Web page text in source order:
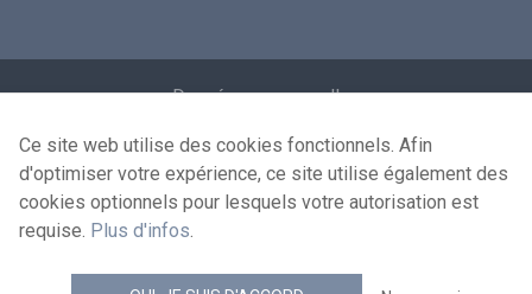
Données personnelles
Conditions de réutilisation
Contactez-nous
Ce site web utilise des cookies fonctionnels. Afin
d'optimiser votre expérience, ce site utilise également des
cookies optionnels pour lesquels votre autorisation est
requise. Plus d'infos.